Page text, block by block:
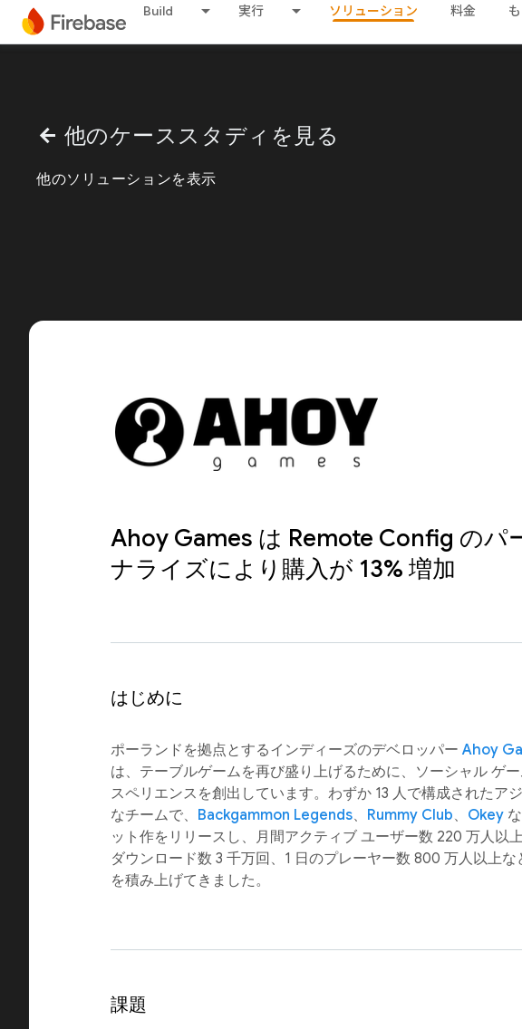
Build 実行 ソリューション 料金
arrow_back 他のケーススタディを見る
他のソリューションを表示
Ahoy Games は Remote Config のパ
ナライズにより購入が 13% 増加
はじめに
ポーランドを拠点とするインディーズのデベロッパー Ahoy
は、テーブルゲームを再び盛り上げるために、ソーシャル ゲー
スペリエンスを創出しています。わずか 13 人で構成されたア
なチームで、 Backgammon Legends、 Rummy Club、 Okey
ット作をリリースし、月間アクティブ ユーザー数 220 万人以
ダウンロード数 3 千万回、1 日のプレーヤー数 800 万人以上な
を積み上げてきました。
課題